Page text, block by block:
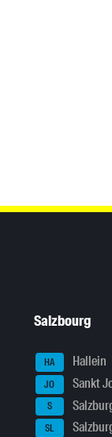
Salzbourg
HA Hallein
JO Sankt
S
SL